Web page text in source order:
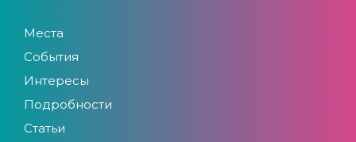
Места
События
Интересы
Подробности
Статьи